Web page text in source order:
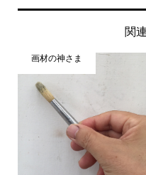
関
画材の神さま